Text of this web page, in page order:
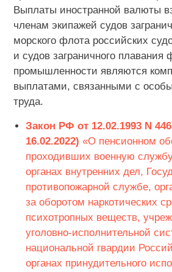
Выплаты иностранной валюты
членам экипажей судов
морского флота российских
и судов заграничного плавания
промышленности являются
выплатами, связанными с
труда.
Закон РФ от 12.02.1993 N
16.02.2022) «О пенсионном
проходивших военную
органах внутренних дел,
противопожарной службе,
за оборотом наркотических
психотропных веществ,
уголовно-исполнительной
национальной гвардии
органах принудительного